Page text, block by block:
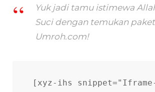
Yuk jadi tamu istimewa
Suci dengan temukan
Umroh.com!
[xyz-ihs snippet="Iframe-